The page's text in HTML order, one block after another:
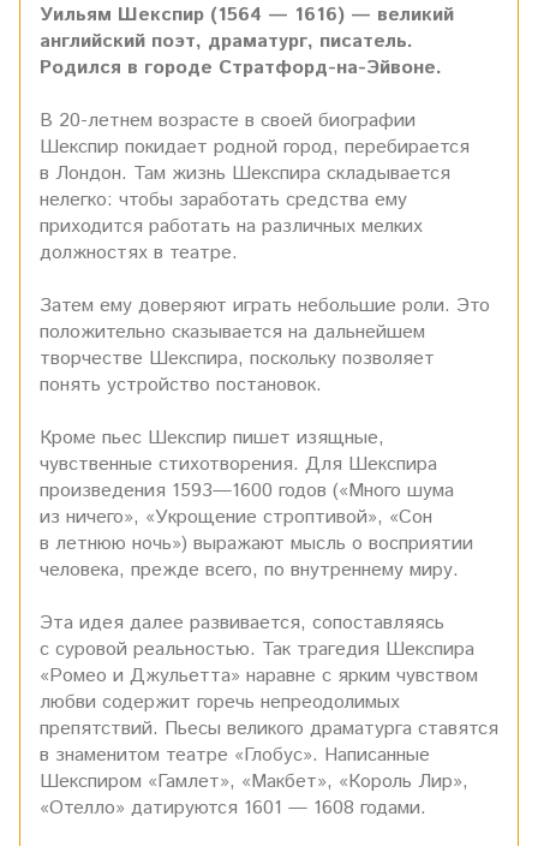
Уильям Шекспир (1564 — 1616) — великий
английский поэт, драматург, писатель.
Родился в городе Стратфорд-на-Эйвоне.
В 20-летнем возрасте в своей биографии
Шекспир покидает родной город, перебирается
в Лондон. Там жизнь Шекспира складывается
нелегко: чтобы заработать средства ему
приходится работать на различных мелких
должностях в театре.
Затем ему доверяют играть небольшие роли. Это
положительно сказывается на дальнейшем
творчестве Шекспира, поскольку позволяет
понять устройство постановок.
Кроме пьес Шекспир пишет изящные,
чувственные стихотворения. Для Шекспира
произведения 1593—1600 годов («Много шума
из ничего», «Укрощение строптивой», «Сон
в летнюю ночь») выражают мысль о восприятии
человека, прежде всего, по внутреннему миру.
Эта идея далее развивается, сопоставляясь
с суровой реальностью. Так трагедия Шекспира
«Ромео и Джульетта» наравне с ярким чувством
любви содержит горечь непреодолимых
препятствий. Пьесы великого драматурга ставятся
в знаменитом театре «Глобус». Написанные
Шекспиром «Гамлет», «Макбет», «Король Лир»,
«Отелло» датируются 1601 — 1608 годами.